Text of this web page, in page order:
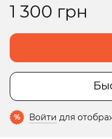
1 300 грн
% Войти для